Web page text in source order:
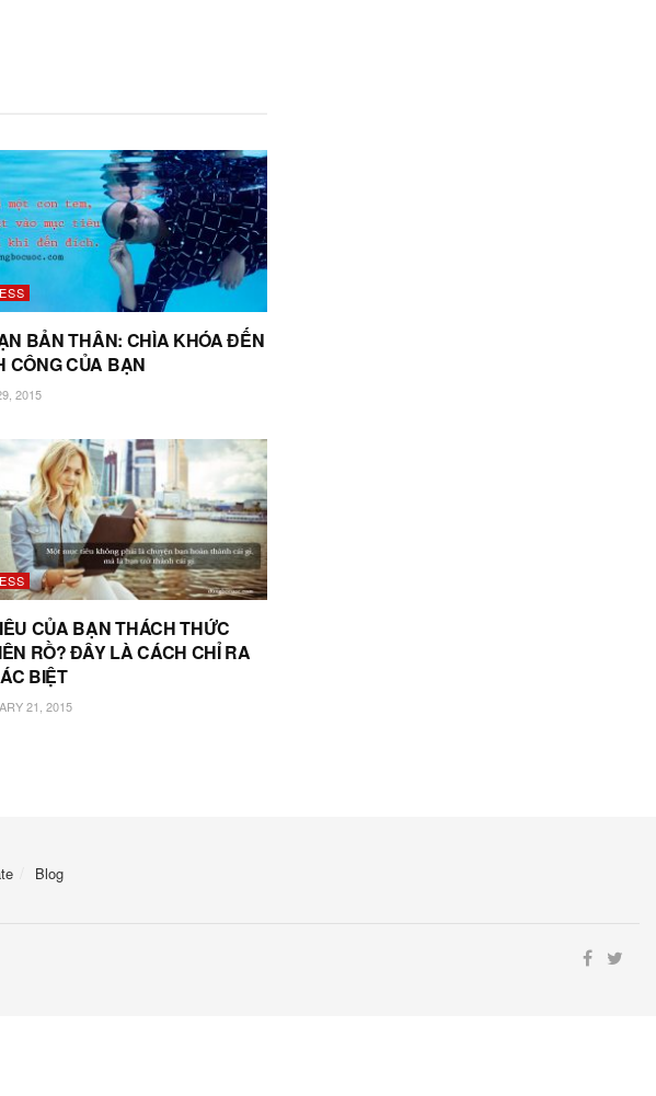
BẢN THÂN: CHÌA KHÓA ĐẾN
CÔNG CỦA BẠN
2015
CỦA BẠN THÁCH THỨC
RỒ? ĐÂY LÀ CÁCH CHỈ RA
BIỆT
21, 2015
Blog